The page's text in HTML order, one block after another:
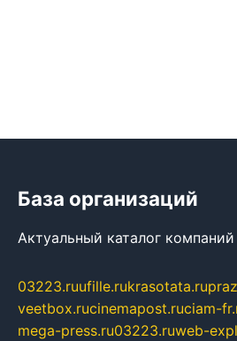
База организаций
Актуальный каталог
03223.ruufille.rukrasotata.ru
veetbox.rucinemapost.ruciam-
mega-press.ru03223.ruweb-